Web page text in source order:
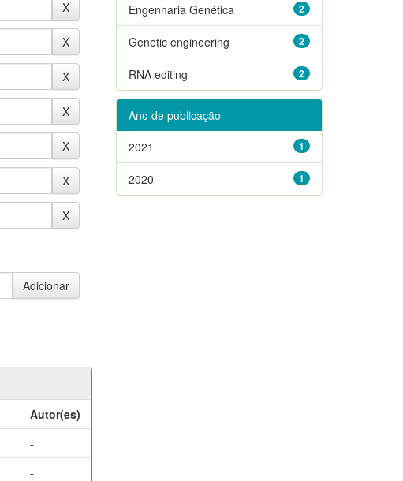
Autor(es)
-
-
2
Engenharia Genética
2
Genetic engineering
2
RNA editing
Ano de publicação
1
2021
1
2020